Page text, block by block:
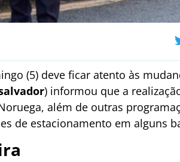
(5) deve ficar atento às
) informou que a
além de outras
de estacionamento em alguns